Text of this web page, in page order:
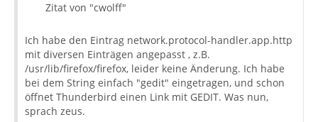
Zitat von "cwolff"
Ich habe den Eintrag network.protocol-handler.app.http
mit diversen Einträgen angepasst , z.B.
/usr/lib/firefox/firefox, leider keine Änderung. Ich habe
bei dem String einfach "gedit" eingetragen, und schon
öffnet Thunderbird einen Link mit GEDIT. Was nun,
sprach zeus.